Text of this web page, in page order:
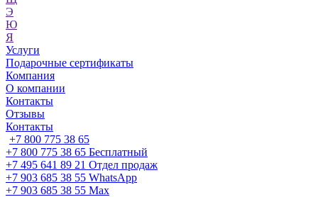
Э
Ю
Я
Услуги
Подарочные сертификаты
Компания
О компании
Контакты
Отзывы
Контакты
+7 800 775 38 65
+7 800 775 38 65 Бесплатный
+7 495 641 89 21 Отдел продаж
+7 903 685 38 55 WhatsApp
+7 903 685 38 55 Max